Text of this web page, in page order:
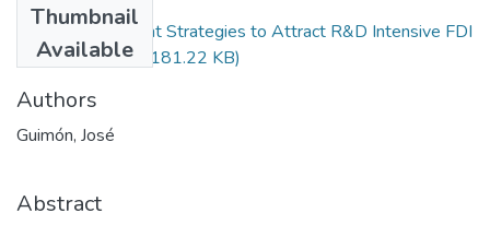
Thumbnail
Available
1024-Government Strategies to Attract R&D Intensive FDI
Jose Guimon.pdf
(181.22 KB)
Authors
Guimón, José
Abstract